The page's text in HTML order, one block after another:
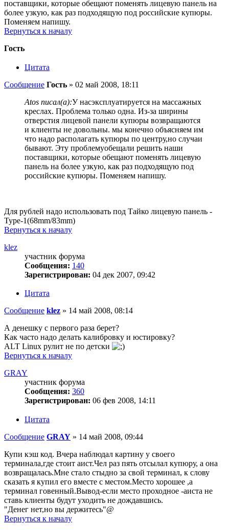
поставщики, которые обещают поменять лицевую панель на
более узкую, как раз подходящую под российские купюры.
Поменяем напишу.
Вернуться к началу
Гость
Цитата
Сообщение Гость » 02 май 2008, 18:11
Atos писал(а):У насэксплуатируется на массажных
креслах. Проблема только одна. Из-за ширины
отверстия лицевой панели купюры возвращаются
и клиенты не довольны. мы конечно объясняем им
что надо располагать купюры по центру,но случаи
бывают. Эту проблемуобещали решить наши
поставщики, которые обещают поменять лицевую
панель на более узкую, как раз подходящую под
российские купюры. Поменяем напишу.
Для рублей надо использовать под Тайко лицевую панель -
Type-1(68mm/83mm)
Вернуться к началу
klez
участник форума
Сообщения: 140
Зарегистрирован: 04 дек 2007, 09:42
Цитата
Сообщение klez » 14 май 2008, 08:14
А денешку с первого раза берет?
Как часто надо делать калибровку и юстировку?
ALT Linux рулит не по детски
Вернуться к началу
GRAY
участник форума
Сообщения: 360
Зарегистрирован: 06 фев 2008, 14:11
Цитата
Сообщение GRAY » 14 май 2008, 09:44
Купи кэш код. Вчера наблюдал картину у своего
терминала,где стоит аист.Чел раз пять отсылал купюру, а она
возвращалась.Мне стало стыдно за свой терминал, к слову
сказать я купил его вместе с местом.Место хорошее ,а
терминал говенный.Вывод-если место проходное -аиста не
ставь клиенты будут уходить не дождавшись.
"Денег нет,но вы держитесь"@
Вернуться к началу